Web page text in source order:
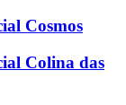
Cosmos
Colina das